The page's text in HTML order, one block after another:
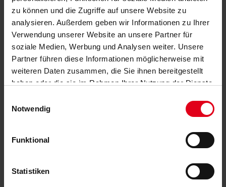
zu können und die Zugriffe auf unsere Website zu
analysieren. Außerdem geben wir Informationen zu Ihrer
Verwendung unserer Website an unsere Partner für
soziale Medien, Werbung und Analysen weiter. Unsere
Partner führen diese Informationen möglicherweise mit
weiteren Daten zusammen, die Sie ihnen bereitgestellt
haben oder die sie im Rahmen Ihrer Nutzung der Dienste
Notwendig
Funktional
Statistiken